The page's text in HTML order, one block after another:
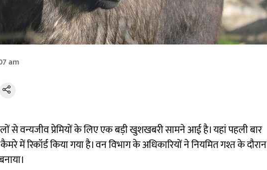
am
से वन्यजीव प्रेमियों के लिए एक बड़ी खुशखबरी सामने आई है। यहां पहली बार
में रिकॉर्ड किया गया है। वन विभाग के अधिकारियों ने नियमित गश्त के दौरान